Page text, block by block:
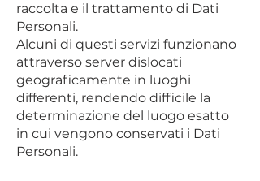
raccolta e il trattamento di Dati
Personali.
Alcuni di questi servizi funzionano
attraverso server dislocati
geograficamente in luoghi
differenti, rendendo difficile la
determinazione del luogo esatto
in cui vengono conservati i Dati
Personali.